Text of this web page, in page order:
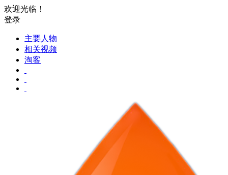
欢迎光临！
登录
主要人物
相关视频
淘客